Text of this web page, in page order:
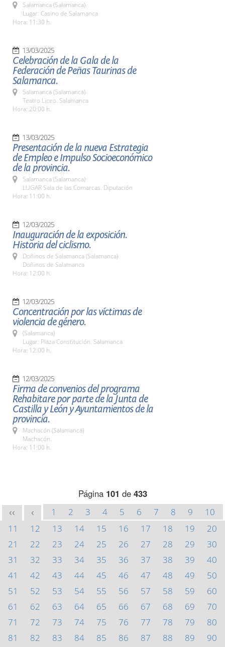
Salamanca (Salamanca)
Lugar: Casino de Salamanca
Hora: 11:30 h.
13/03/2025
Celebración de la Gala de la
Federación de Peñas Taurinas de
Salamanca.
Salamanca (Salamanca)
Teatro Liceo. Salamanca
Hora: 20:00 h.
13/03/2025
Presentación de la nueva Estrategia
de Empleo e Impulso Socioeconómico
de la provincia.
Salamanca (Salamanca)
LUGAR Sala de las Comarcas. Diputación
Hora: 11:00 h.
12/03/2025
Inauguración de la exposición.
Historia del ciclismo.
Doñinos de Salamanca (Salamanca)
Doñinos de Salamanca
Hora: 12:00 h.
12/03/2025
Concentración por las víctimas de
violencia de género.
(Salamanca)
Lugar: Plaza Constitución. Salamanca
Hora: 12:00 h.
12/03/2025
Firma de convenios del programa
Rehabitare por parte de la Junta de
Castilla y León y Ayuntamientos de la
provincia.
Machacón (Salamanca)
Machacón.
Hora: 11:00 h.
Página 101 de 433
<< < 1 2 3 4 5 6 7 8 9
10
11
12 13 14 15 16 17 18 19
20
21
22 23 24 25 26 27 28 29
30
31
32 33 34 35 36 37 38 39
40
41
42 43 44 45 46 47 48 49
50
51
52 53 54 55 56 57 58 59
60
61
62 63 64 65 66 67 68 69
70
71
72 73 74 75 76 77 78 79
80
81
82 83 84 85 86 87 88 89
90